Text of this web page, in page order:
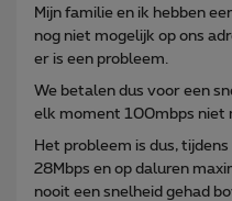
Mijn familie en ik hebben
nog niet mogelijk op ons
er is een probleem.
We betalen dus voor een
elk moment 100mbps niet
Het probleem is dus,
28Mbps en op daluren
nooit een snelheid gehad